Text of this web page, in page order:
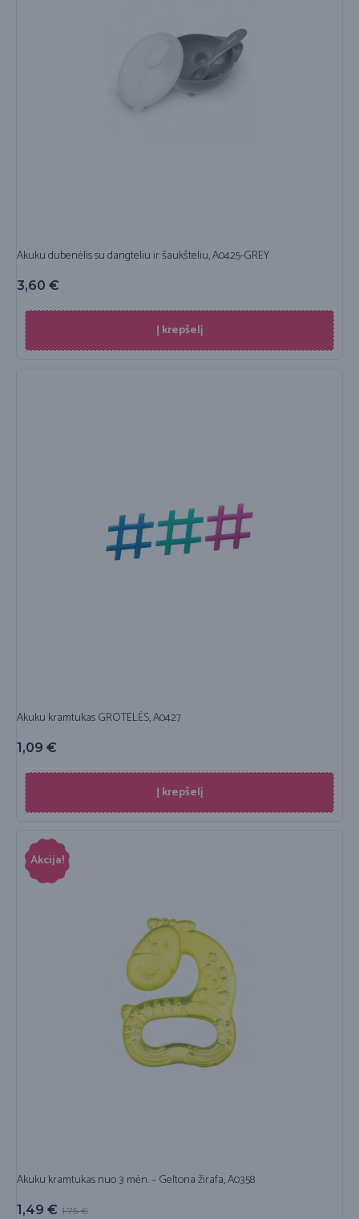
Akuku dubenėlis su dangteliu ir šaukšteliu, A0425-GREY
3,60 €
Į krepšelį
Akuku kramtukas GROTELĖS, A0427
1,09 €
Į krepšelį
Akcija!
Akuku kramtukas nuo 3 mėn. – Geltona žirafa, A0358
1,75€
1,49 €